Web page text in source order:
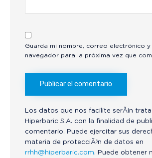
Guarda mi nombre, correo electrónico y
navegador para la próxima vez que
Los datos que nos facilite serÃ¡n
Hiperbaric S.A. con la finalidad de
comentario. Puede ejercitar sus
materia de protecciÃ³n de datos en
rrhh@hiperbaric.com. Puede obtener